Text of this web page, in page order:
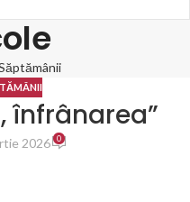
înfrânarea”
2026 0